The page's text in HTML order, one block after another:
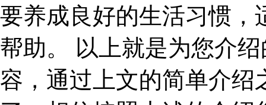
要养成良好的生活习惯，
帮助。 以上就是为您介
容，通过上文的简单介绍